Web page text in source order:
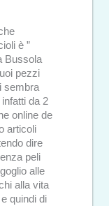
è ”
Bussola
pezzi
sembra
da 2
online de
articoli
dire
peli
alle
alla vita
quindi di